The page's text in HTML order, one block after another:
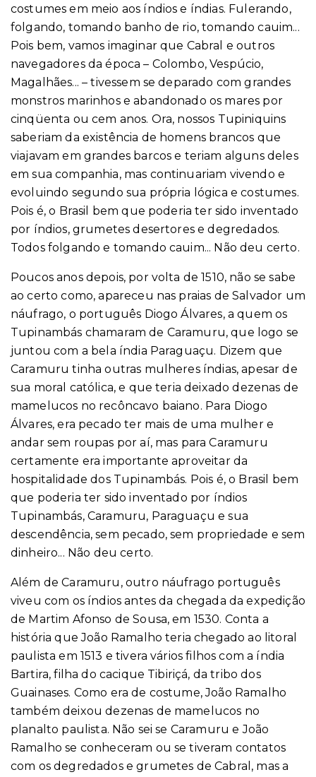
costumes em meio aos índios e índias. Fulerando,
folgando, tomando banho de rio, tomando cauim...
Pois bem, vamos imaginar que Cabral e outros
navegadores da época – Colombo, Vespúcio,
Magalhães... – tivessem se deparado com grandes
monstros marinhos e abandonado os mares por
cinqüenta ou cem anos. Ora, nossos Tupiniquins
saberiam da existência de homens brancos que
viajavam em grandes barcos e teriam alguns deles
em sua companhia, mas continuariam vivendo e
evoluindo segundo sua própria lógica e costumes.
Pois é, o Brasil bem que poderia ter sido inventado
por índios, grumetes desertores e degredados.
Todos folgando e tomando cauim... Não deu certo.
Poucos anos depois, por volta de 1510, não se sabe
ao certo como, apareceu nas praias de Salvador um
náufrago, o português Diogo Álvares, a quem os
Tupinambás chamaram de Caramuru, que logo se
juntou com a bela índia Paraguaçu. Dizem que
Caramuru tinha outras mulheres índias, apesar de
sua moral católica, e que teria deixado dezenas de
mamelucos no recôncavo baiano. Para Diogo
Álvares, era pecado ter mais de uma mulher e
andar sem roupas por aí, mas para Caramuru
certamente era importante aproveitar da
hospitalidade dos Tupinambás. Pois é, o Brasil bem
que poderia ter sido inventado por índios
Tupinambás, Caramuru, Paraguaçu e sua
descendência, sem pecado, sem propriedade e sem
dinheiro... Não deu certo.
Além de Caramuru, outro náufrago português
viveu com os índios antes da chegada da expedição
de Martim Afonso de Sousa, em 1530. Conta a
história que João Ramalho teria chegado ao litoral
paulista em 1513 e tivera vários filhos com a índia
Bartira, filha do cacique Tibiriçá, da tribo dos
Guainases. Como era de costume, João Ramalho
também deixou dezenas de mamelucos no
planalto paulista. Não sei se Caramuru e João
Ramalho se conheceram ou se tiveram contatos
com os degredados e grumetes de Cabral, mas a